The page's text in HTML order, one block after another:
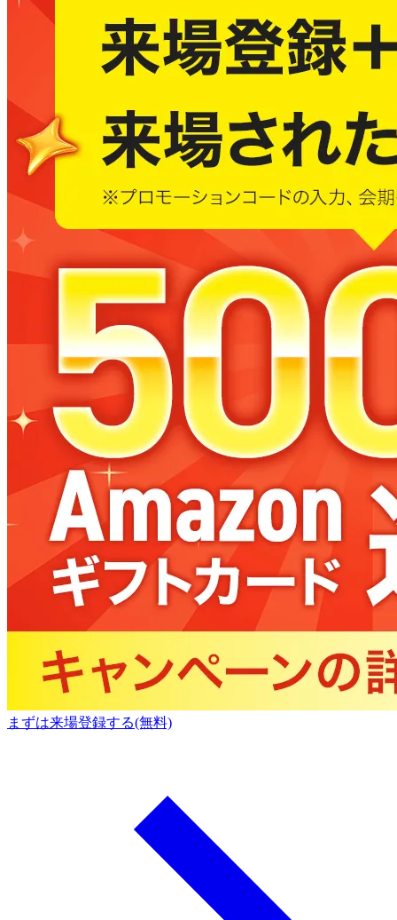
まずは来場登録する(無料)